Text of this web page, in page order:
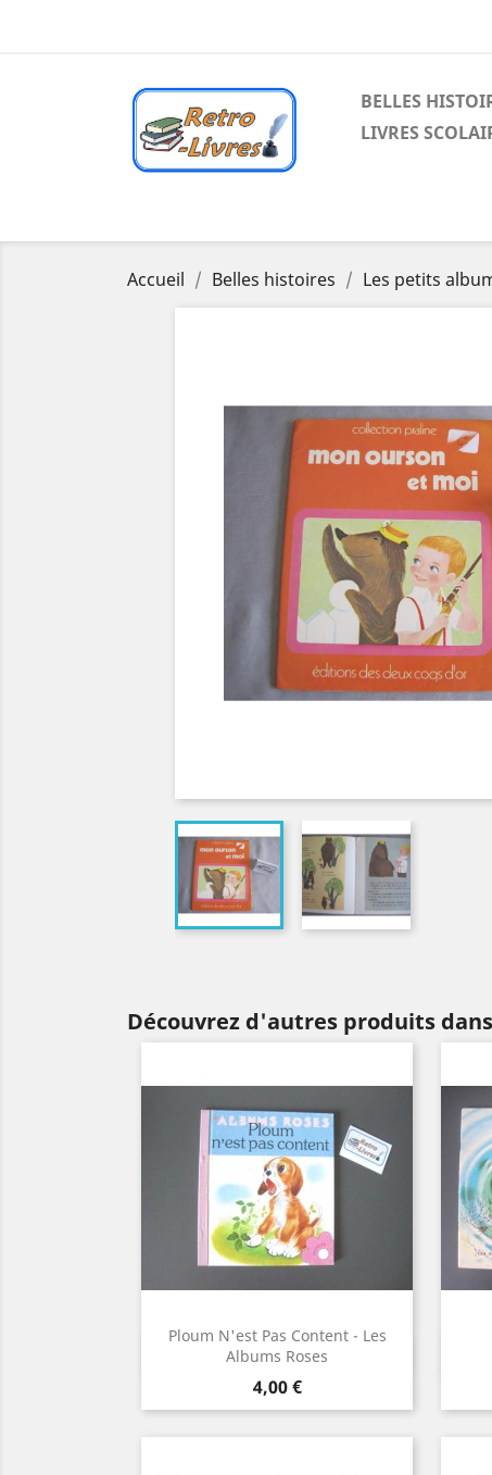
BELLES
LIVRES
Accueil Belles histoires Les petits
Découvrez d'autres produits
Ploum N'est Pas Content - Les
Albums Roses
Prix
4,00 €
Aperçu rapide